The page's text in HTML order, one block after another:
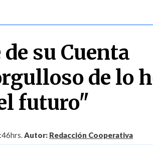
su Cuenta
de lo
futuro"
Autor: Redacción Cooperativa